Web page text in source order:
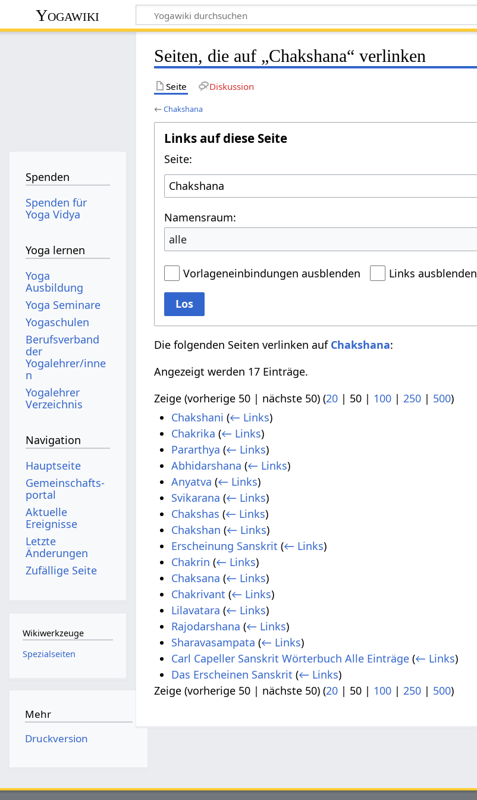
Yogawiki
Seiten, die auf „Chakshana“ verlinken
Seite Diskussion
←Chakshana
Links auf diese Seite
Seite:
Namensraum:
alle
Vorlageneinbindungen ausblenden Links ausblenden
Los
Die folgenden Seiten verlinken auf Chakshana:
Angezeigt werden 17 Einträge.
Zeige (vorherige 50 | nächste 50) (20 | 50 | 100 |250 | 500)
Chakshani (← Links)
Chakrika (← Links)
Pararthya (← Links)
Abhidarshana (← Links)
Anyatva (← Links)
Svikarana (← Links)
Chakshas (← Links)
Chakshan (← Links)
Erscheinung Sanskrit (← Links)
Chakrin (← Links)
Chaksana (← Links)
Chakrivant (← Links)
Lilavatara (← Links)
Rajodarshana (← Links)
Sharavasampata (← Links)
Carl Capeller Sanskrit Wörterbuch Alle Einträge (← Links)
Das Erscheinen Sanskrit (← Links)
Zeige (vorherige 50 | nächste 50) (20 | 50 | 100 |250 | 500)
Spenden
Spenden für
Yoga Vidya
Yoga lernen
Yoga
Ausbildung
Yoga Seminare
Yogaschulen
Berufsverband
der
Yogalehrer/inne
n
Yogalehrer
Verzeichnis
Navigation
Hauptseite
Gemeinschafts­
portal
Aktuelle
Ereignisse
Letzte
Änderungen
Zufällige Seite
Wikiwerkzeuge
Spezialseiten
Mehr
Druckversion